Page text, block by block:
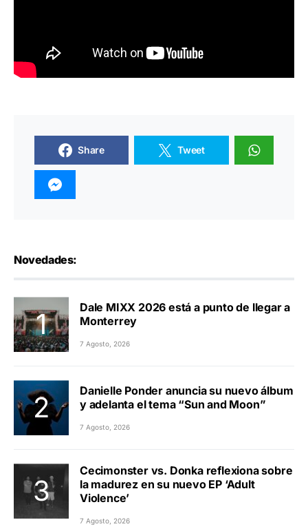
Share Tweet
Novedades:
Dale MIXX 2026 está a punto de llegar a
Monterrey
7 Agosto, 2026
Danielle Ponder anuncia su nuevo álbum
y adelanta el tema “Sun and Moon”
7 Agosto, 2026
Cecimonster vs. Donka reflexiona sobre
la madurez en su nuevo EP ‘Adult
Violence’
7 Agosto, 2026